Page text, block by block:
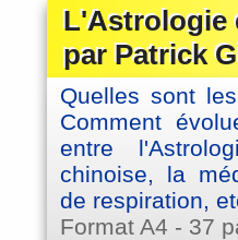
L'Astrologie
par Patrick
Quelles sont
Comment
entre
chinoise, la
de respiration,
Format A4 - 37